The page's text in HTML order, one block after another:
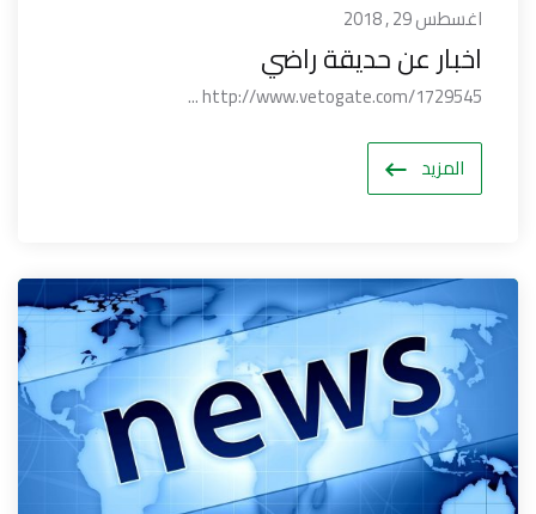
اغسطس 29 , 2018
اخبار عن حديقة راضي
http://www.vetogate.com/1729545 ...
المزيد